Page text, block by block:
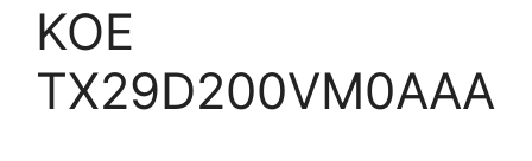
KOE
TX29D200VM0AAA